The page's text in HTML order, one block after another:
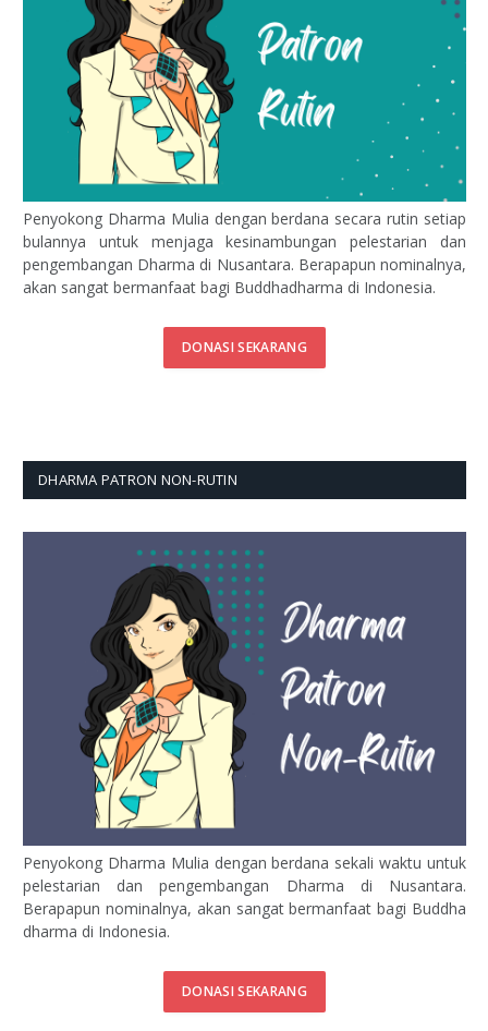
Penyokong Dharma Mulia dengan berdana secara rutin setiap
bulannya untuk menjaga kesinambungan pelestarian dan
pengembangan Dharma di Nusantara. Berapapun nominalnya,
akan sangat bermanfaat bagi Buddhadharma di Indonesia.
DONASI SEKARANG
DHARMA PATRON NON-RUTIN
Penyokong Dharma Mulia dengan berdana sekali waktu untuk
pelestarian dan pengembangan Dharma di Nusantara.
Berapapun nominalnya, akan sangat bermanfaat bagi Buddha
dharma di Indonesia.
DONASI SEKARANG